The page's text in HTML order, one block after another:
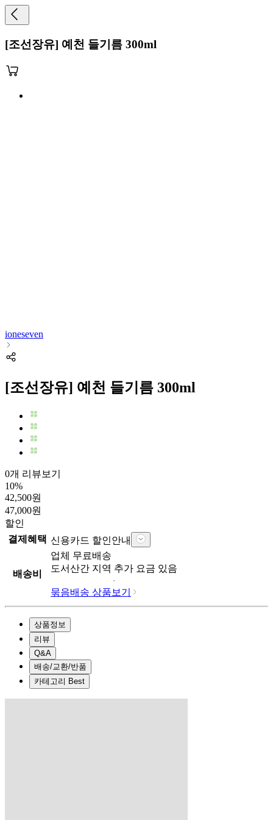
[조선장유] 예천 들기름 300ml
ioneseven
[조선장유] 예천 들기름 300ml
0개 리뷰보기
10%
42,500원
47,000원
할인
결제혜택 신용카드 할인안내
배송비
업체 무료배송
도서산간 지역 추가 요금 있음
묶음배송 상품보기
상품정보
리뷰
Q&A
배송/교환/반품
카테고리 Best